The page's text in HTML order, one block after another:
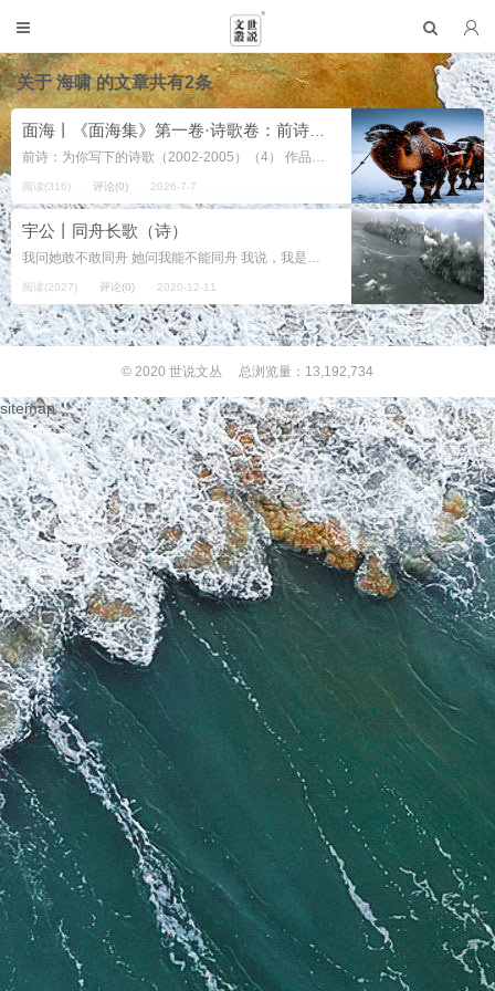
关于海啸的文章共有2条
前诗：为你写下的诗歌（2002-2005）（4） 作品41号：米非司酮 1 谁这样告诉过你 四十九天要杀人 最后一天必须杀人 米非司酮 最后一天 你一口吞下两粒淡黄色药片 你...
阅读(316) 评论(0) 2026-7-7
宇公丨同舟长歌（诗）
我问她敢不敢同舟 她问我能不能同舟 我说，我是在船上生的 她说，我家的窗下是海 于是我们同舟了 那个夏天 我们划动着大海漲满欢乐 那个夏天 我们驾着小舟去周游世界 于是，我们的生活就像大海一样 海波一样，海浪一样，海誓一...
阅读(2027) 评论(0) 2020-12-11
© 2020 世说文丛 总浏览量：13,192,734
sitemap